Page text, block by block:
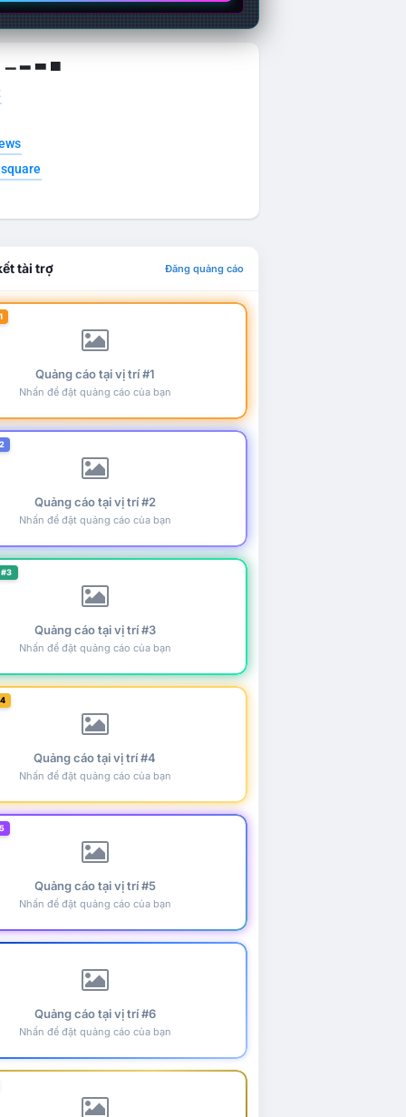
▁ ▂ ▃ ▄
tài trợ Đăng quảng cáo
Quảng cáo tại vị trí #1
Nhấn để đặt quảng cáo của bạn
Quảng cáo tại vị trí #2
Nhấn để đặt quảng cáo của bạn
Quảng cáo tại vị trí #3
Nhấn để đặt quảng cáo của bạn
Quảng cáo tại vị trí #4
Nhấn để đặt quảng cáo của bạn
Quảng cáo tại vị trí #5
Nhấn để đặt quảng cáo của bạn
Quảng cáo tại vị trí #6
Nhấn để đặt quảng cáo của bạn